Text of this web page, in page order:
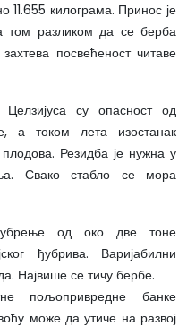
11.655 килограма. Принос је
том разликом да се берба
посвећеност читаве
су опасност од
а током лета изостанак
Резидба је нужна у
Свако стабло се мора
од око две тоне
ђубрива. Варијабилни
Највише се тичу бербе.
пољопривредне банке
може да утиче на развој